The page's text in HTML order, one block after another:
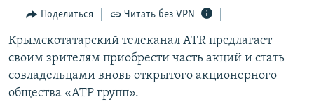
поискуИНФОГРАФИКА
ТЕЛЕПРОЕКТ КРЫМ.РЕАЛИИ
СОВЕТЫ ПРАВОЗАЩИТНИКОВ
ПРОПАВШИЕ БЕЗ ВЕСТИ
КАК ОБОЙТИ БЛОКИРОВКУ
Українською
Qırımtatar
Поделиться Читать без VPN
Крымскотатарский телеканал ATR предлагает
своим зрителям приобрести часть акций и стать
совладельцами вновь открытого акционерного
общества «АТР групп».